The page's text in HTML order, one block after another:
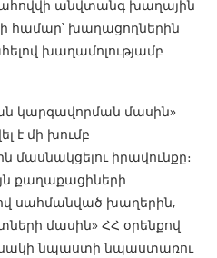
անվտանգ խաղային
համար՝ խաղացողներին
խաղամոլությամբ
կարգավորման մասին»
է մի խումբ
մասնակցելու իրավունքը։
քաղաքացիների
սահմանված խաղերին,
մասին» ՀՀ օրենքով
նպաստի նպաստառու